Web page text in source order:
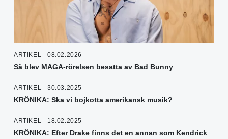
ARTIKEL - 08.02.2026
Så blev MAGA-rörelsen besatta av Bad Bunny
ARTIKEL - 30.03.2025
KRÖNIKA: Ska vi bojkotta amerikansk musik?
ARTIKEL - 18.02.2025
KRÖNIKA: Efter Drake finns det en annan som Kendrick